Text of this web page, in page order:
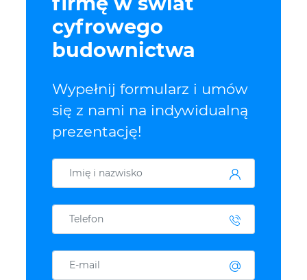
cyfrowego
budownictwa
Wypełnij formularz i umów
się z nami na indywidualną
prezentację!